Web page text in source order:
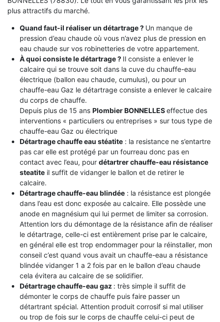
plus attractifs du marché.
Quand faut-il réaliser un détartrage ? Un manque de
pression d’eau chaude où vous n’avez plus de pression en
eau chaude sur vos robinetteries de votre appartement.
À quoi consiste le détartrage ? Il consiste a enlever le
calcaire qui se trouve soit dans la cuve du chauffe-eau
électrique (ballon eau chaude, cumulus), ou pour un
chauffe-eau Gaz le détartrage consiste a enlever le calcaire
du corps de chauffe.
Depuis plus de 15 ans Plombier BONNELLESeffectue des
interventions « particuliers ou entreprises » sur tous type de
chauffe-eau Gaz ou électrique
Détartrage chauffe eau stéatite: la resistance ne s’entartre
pas car elle est protégé par un fourreau donc pas en
contact avec l’eau, pour détartrer chauffe-eau résistance
steatiteil suffit de vidanger le ballon et de retirer le
calcaire.
Détartrage chauffe-eau blindée: la résistance est plongée
dans l’eau est donc exposée au calcaire. Elle possède une
anode en magnésium qui lui permet de limiter sa corrosion.
Attention lors du démontage de la résistance afin de réaliser
le détartrage, celle-ci est entièrement prise par le calcaire,
en général elle est trop endommager pour la réinstaller, mon
conseil c’est quand vous avait un chauffe-eau a résistance
blindée vidanger 1 a 2 fois par en le ballon d’eau chaude
cela évitera au calcaire de se solidifier.
Détartrage chauffe-eau gaz : très simple il suffit de
démonter le corps de chauffe puis faire passer un
détartrant spécial. Attention produit corrosif si mal utiliser
ou trop de fois sur le corps de chauffe celui-ci peut de